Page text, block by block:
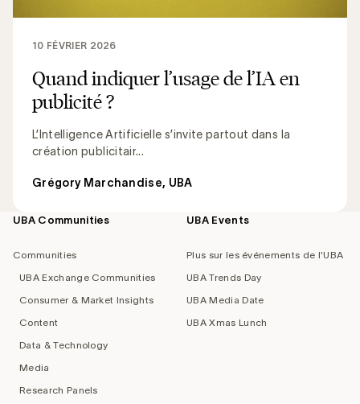
Quand indiquer l’usage de l’IA en
publicité ?
L’Intelligence Artificielle s’invite partout dans la
création publicitair...
10 FÉVRIER 2026
Grégory Marchandise, UBA
Footer
UBA Communities
Communities
UBA Exchange Communities
Consumer & Market Insights
Content
Data & Technology
Media
Research Panels
UBA Events
Plus sur les événements de l'UBA
UBA Trends Day
UBA Media Date
UBA Xmas Lunch